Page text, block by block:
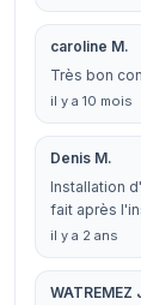
caroline M.
Très bon
il y a 10 mois
Denis M.
Installation
fait après
il y a 2 ans
WATREMEZ